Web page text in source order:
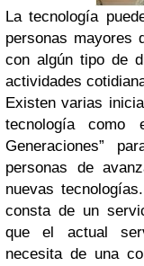
La tecnología
personas mayores
con algún tipo de
actividades
Existen varias
tecnología como
Generaciones”
personas de
nuevas
consta de un
que el actual
necesita de una